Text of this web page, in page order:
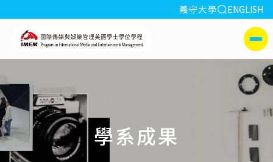
:::
義守大學 全站搜索
ENGLISH
義守大學國際傳媒與娛
側選單
學系成果